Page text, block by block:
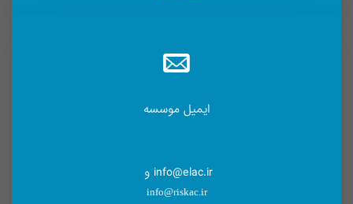
ایمیل موسسه
info@elac.ir و
info@riskac.ir